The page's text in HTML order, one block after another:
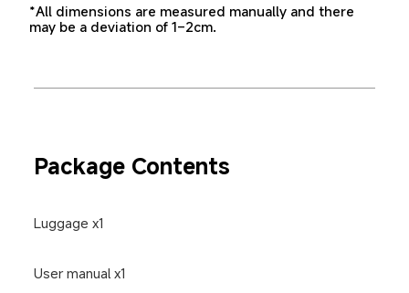
*All dimensions are measured manually and there
may be a deviation of 1–2cm.
Package Contents
Luggage x1
User manual x1